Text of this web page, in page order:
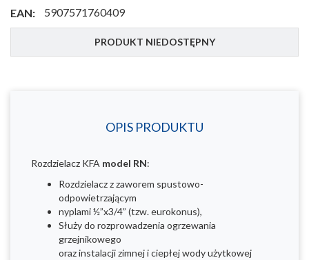
EAN:
5907571760409
PRODUKT NIEDOSTĘPNY
OPIS PRODUKTU
Rozdzielacz KFA model RN:
Rozdzielacz z zaworem spustowo-
odpowietrzającym
nyplami ½”x3/4” (tzw. eurokonus),
Służy do rozprowadzenia ogrzewania
grzejnikowego
oraz instalacji zimnej i ciepłej wody użytkowej